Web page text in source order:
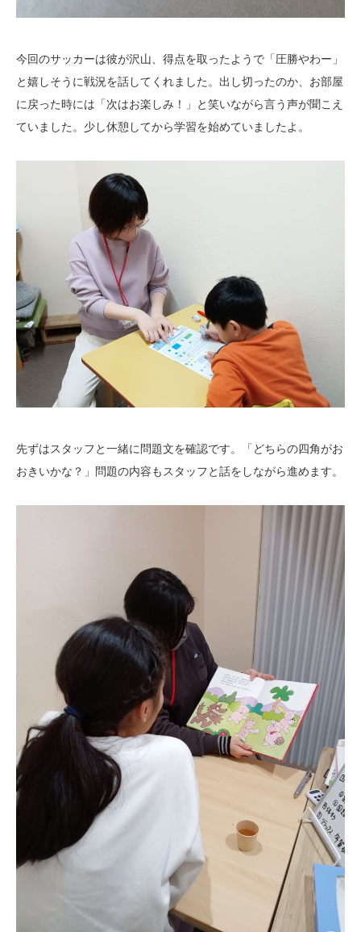
今回のサッカーは彼が沢山、得点を取ったようで「圧勝やわー」
と嬉しそうに戦況を話してくれました。出し切ったのか、お部屋
に戻った時には「次はお楽しみ！」と笑いながら言う声が聞こえ
ていました。少し休憩してから学習を始めていましたよ。
先ずはスタッフと一緒に問題文を確認です。「どちらの四角がお
おきいかな？」問題の内容もスタッフと話をしながら進めます。